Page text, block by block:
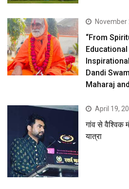
November
“From
Dandi
Maharaj
April 19,
गांव से वैश्विक
यात्रा